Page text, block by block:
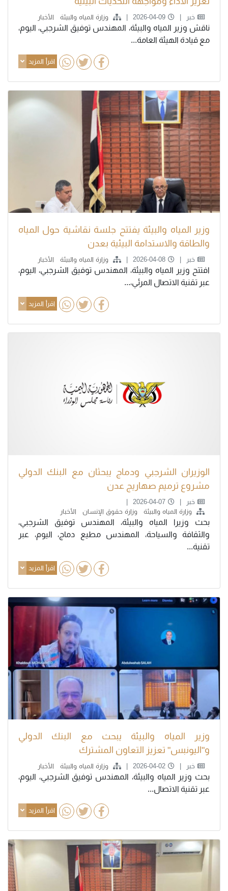
خبر 2026-04-09 وزارة المياه والبيئة الأخبار
ناقش وزير المياه والبيئة، المهندس توفيق الشرجبي، اليوم،
مع قيادة الهيئة العامة...
اقرأ المزيد
وزير المياه والبيئة يفتتح جلسة نقاشية حول المياه
والطاقة والاستدامة البيئية بعدن
خبر 2026-04-08 وزارة المياه والبيئة الأخبار
افتتح وزير المياه والبيئة، المهندس توفيق الشرجبي، اليوم،
عبر تقنية الاتصال المرئي،...
اقرأ المزيد
الوزيران الشرجبي ودماج يبحثان مع البنك الدولي
مشروع ترميم صهاريج عدن
خبر
2026-04-07
وزارة المياه والبيئة
وزارة حقوق الإنسان الأخبار
بحث وزيرا المياه والبيئة، المهندس توفيق الشرجبي،
والثقافة والسياحة، المهندس مطيع دماج، اليوم، عبر
تقنية...
اقرأ المزيد
وزير المياه والبيئة يبحث مع البنك الدولي
و"اليونبس" تعزيز التعاون المشترك
خبر 2026-04-02 وزارة المياه والبيئة الأخبار
بحث وزير المياه والبيئة، المهندس توفيق الشرجبي، اليوم،
عبر تقنية الاتصال...
اقرأ المزيد